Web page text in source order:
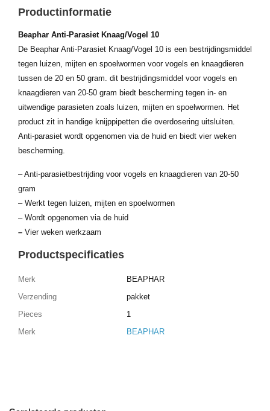
Productinformatie
Beaphar Anti-Parasiet Knaag/Vogel 10
De Beaphar Anti-Parasiet Knaag/Vogel 10 is een bestrijdingsmiddel
tegen luizen, mijten en spoelwormen voor vogels en knaagdieren
tussen de 20 en 50 gram. dit bestrijdingsmiddel voor vogels en
knaagdieren van 20-50 gram biedt bescherming tegen in- en
uitwendige parasieten zoals luizen, mijten en spoelwormen. Het
product zit in handige knijppipetten die overdosering uitsluiten.
Anti-parasiet wordt opgenomen via de huid en biedt vier weken
bescherming.
– Anti-parasietbestrijding voor vogels en knaagdieren van 20-50
gram
– Werkt tegen luizen, mijten en spoelwormen
– Wordt opgenomen via de huid
– Vier weken werkzaam
Productspecificaties
Merk
BEAPHAR
Verzending
pakket
Pieces
1
Merk
BEAPHAR